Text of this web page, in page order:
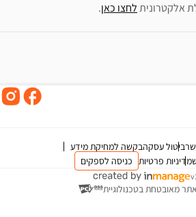
אלקטרונית לחצו כאן.
ביטול עסקהבקשה למחיקת מידע
מדיניות פרטיות כניסה לספקים
מאובטחת בטכנולוגיית